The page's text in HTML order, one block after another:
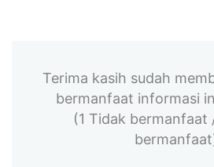
Terima kasih sudah
bermanfaat informasi
(1 Tidak bermanfaat